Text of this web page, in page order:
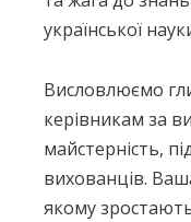
української
Висловлюємо
керівникам за
майстерність,
вихованців.
якому